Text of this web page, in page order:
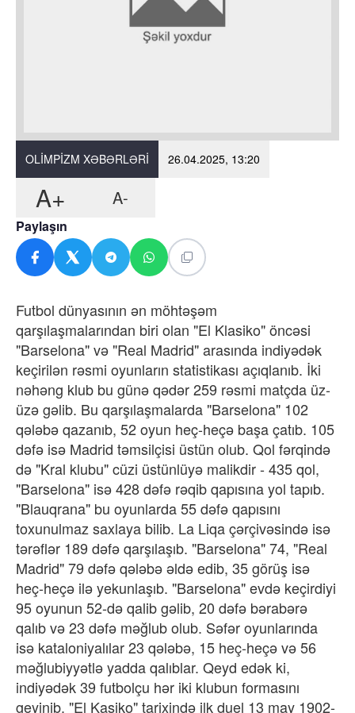
OLIMPIZM XƏBƏRLƏRI 26.04.2025, 13:20
A+ A-
Paylaşın
Futbol dünyasının ən möhtəşəm
qarşılaşmalarından biri olan "El Klasiko" öncəsi
"Barselona" və "Real Madrid" arasında indiyədək
keçirilən rəsmi oyunların statistikası açıqlanıb. İki
nəhəng klub bu günə qədər 259 rəsmi matçda üz-
üzə gəlib. Bu qarşılaşmalarda "Barselona" 102
qələbə qazanıb, 52 oyun heç-heçə başa çatıb. 105
dəfə isə Madrid təmsilçisi üstün olub. Qol fərqində
də "Kral klubu" cüzi üstünlüyə malikdir - 435 qol,
"Barselona" isə 428 dəfə rəqib qapısına yol tapıb.
"Blauqrana" bu oyunlarda 55 dəfə qapısını
toxunulmaz saxlaya bilib. La Liqa çərçivəsində isə
tərəflər 189 dəfə qarşılaşıb. "Barselona" 74, "Real
Madrid" 79 dəfə qələbə əldə edib, 35 görüş isə
heç-heçə ilə yekunlaşıb. "Barselona" evdə keçirdiyi
95 oyunun 52-də qalib gəlib, 20 dəfə bərabərə
qalıb və 23 dəfə məğlub olub. Səfər oyunlarında
isə kataloniyalılar 23 qələbə, 15 heç-heçə və 56
məğlubiyyətlə yadda qalıblar. Qeyd edək ki,
indiyədək 39 futbolçu hər iki klubun formasını
geyinib. "El Kasiko" tarixində ilk duel 13 may 1902-